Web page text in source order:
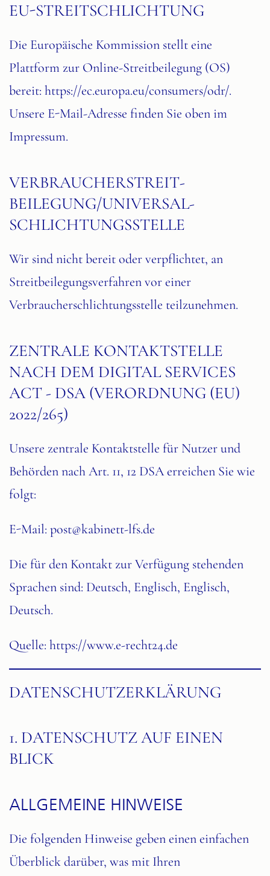
EU-STREITSCHLICHTUNG
Die Europäische Kommission stellt eine
Plattform zur Online-Streitbeilegung (OS)
bereit: https://ec.europa.eu/consumers/odr/.
Unsere E-Mail-Adresse finden Sie oben im
Impressum.
VERBRAUCHER­STREIT­
BEILEGUNG/UNIVERSAL­
SCHLICHTUNGS­STELLE
Wir sind nicht bereit oder verpflichtet, an
Streitbeilegungsverfahren vor einer
Verbraucherschlichtungsstelle teilzunehmen.
ZENTRALE KONTAKTSTELLE
NACH DEM DIGITAL SERVICES
ACT - DSA (VERORDNUNG (EU)
2022/265)
Unsere zentrale Kontaktstelle für Nutzer und
Behörden nach Art. 11, 12 DSA erreichen Sie wie
folgt:
E-Mail: post@kabinett-lfs.de
Die für den Kontakt zur Verfügung stehenden
Sprachen sind: Deutsch, Englisch, Englisch,
Deutsch.
Quelle: https://www.e-recht24.de
DATENSCHUTZ­ERKLÄRUNG
1. DATENSCHUTZ AUF EINEN
BLICK
ALLGEMEINE HINWEISE
Die folgenden Hinweise geben einen einfachen
Überblick darüber, was mit Ihren